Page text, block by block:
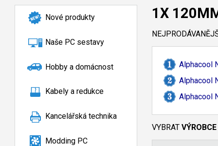
Nové produkty
Naše PC sestavy
Hobby a domácnost
Kabely a redukce
Kancelářská technika
Modding PC
1X
Alphacool
Alphacool
Alphacool
VYBRAT VÝROBCE